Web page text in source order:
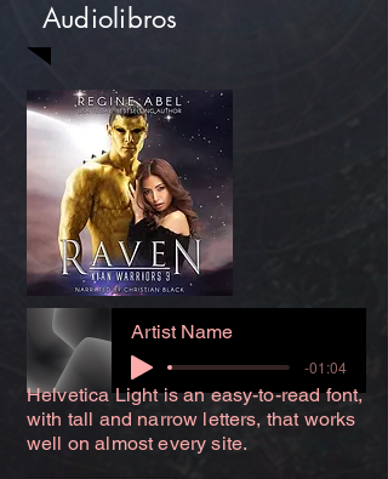
Audiolibros
Artist Name
-01:04
Helvetica Light is an easy-to-read font,
with tall and narrow letters, that works
well on almost every site.